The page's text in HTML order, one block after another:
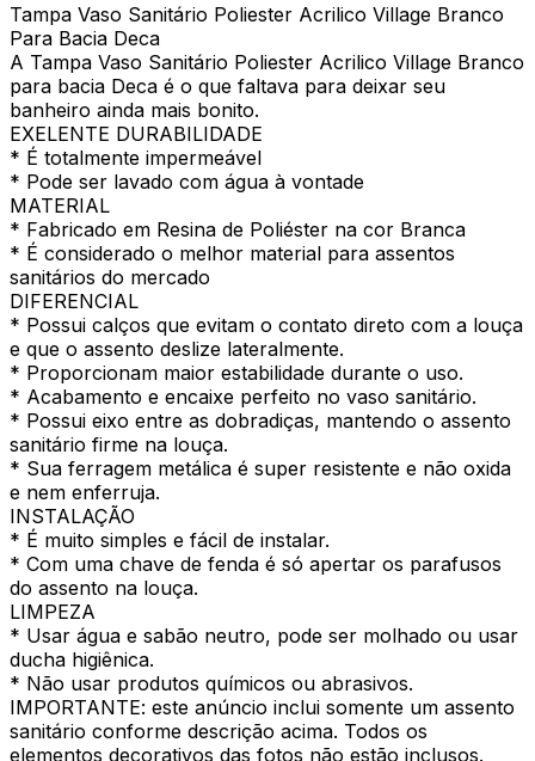
Tampa Vaso Sanitário Poliester Acrilico Village Branco
Para Bacia Deca
A Tampa Vaso Sanitário Poliester Acrilico Village Branco
para bacia Deca é o que faltava para deixar seu
banheiro ainda mais bonito.
EXELENTE DURABILIDADE
* É totalmente impermeável
* Pode ser lavado com água à vontade
MATERIAL
* Fabricado em Resina de Poliéster na cor Branca
* É considerado o melhor material para assentos
sanitários do mercado
DIFERENCIAL
* Possui calços que evitam o contato direto com a louça
e que o assento deslize lateralmente.
* Proporcionam maior estabilidade durante o uso.
* Acabamento e encaixe perfeito no vaso sanitário.
* Possui eixo entre as dobradiças, mantendo o assento
sanitário firme na louça.
* Sua ferragem metálica é super resistente e não oxida
e nem enferruja.
INSTALAÇÃO
* É muito simples e fácil de instalar.
* Com uma chave de fenda é só apertar os parafusos
do assento na louça.
LIMPEZA
* Usar água e sabão neutro, pode ser molhado ou usar
ducha higiênica.
* Não usar produtos químicos ou abrasivos.
IMPORTANTE: este anúncio inclui somente um assento
sanitário conforme descrição acima. Todos os
elementos decorativos das fotos não estão inclusos.